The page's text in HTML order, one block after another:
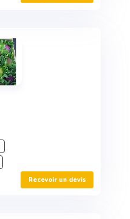
Recevoir un devis